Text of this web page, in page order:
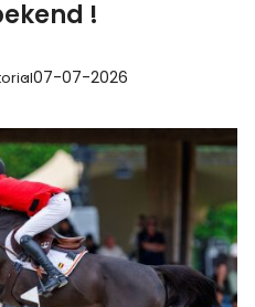
!
07-07-2026